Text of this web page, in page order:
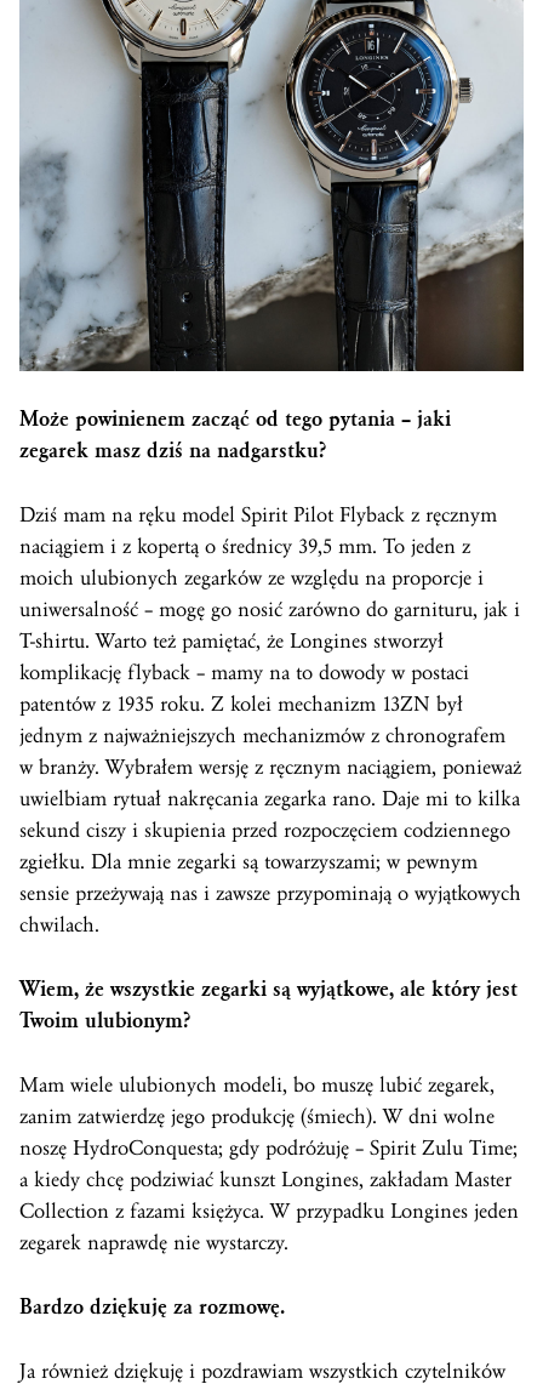
Może powinienem zacząć od tego pytania – jaki
zegarek masz dziś na nadgarstku?
Dziś mam na ręku model Spirit Pilot Flyback z ręcznym
naciągiem i z kopertą o średnicy 39,5 mm. To jeden z
moich ulubionych zegarków ze względu na proporcje i
uniwersalność – mogę go nosić zarówno do garnituru, jak i
T-shirtu. Warto też pamiętać, że Longines stworzył
komplikację flyback – mamy na to dowody w postaci
patentów z 1935 roku. Z kolei mechanizm 13ZN był
jednym z najważniejszych mechanizmów z chronografem
w branży. Wybrałem wersję z ręcznym naciągiem, ponieważ
uwielbiam rytuał nakręcania zegarka rano. Daje mi to kilka
sekund ciszy i skupienia przed rozpoczęciem codziennego
zgiełku. Dla mnie zegarki są towarzyszami; w pewnym
sensie przeżywają nas i zawsze przypominają o wyjątkowych
chwilach.
Wiem, że wszystkie zegarki są wyjątkowe, ale który jest
Twoim ulubionym?
Mam wiele ulubionych modeli, bo muszę lubić zegarek,
zanim zatwierdzę jego produkcję (śmiech). W dni wolne
noszę HydroConquesta; gdy podróżuję – Spirit Zulu Time;
a kiedy chcę podziwiać kunszt Longines, zakładam Master
Collection z fazami księżyca. W przypadku Longines jeden
zegarek naprawdę nie wystarczy.
Bardzo dziękuję za rozmowę.
Ja również dziękuję i pozdrawiam wszystkich czytelników